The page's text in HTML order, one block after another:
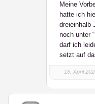
Meine
hatte ich
dreieinhalb
noch unter
darf ich
setzt auf
16. April